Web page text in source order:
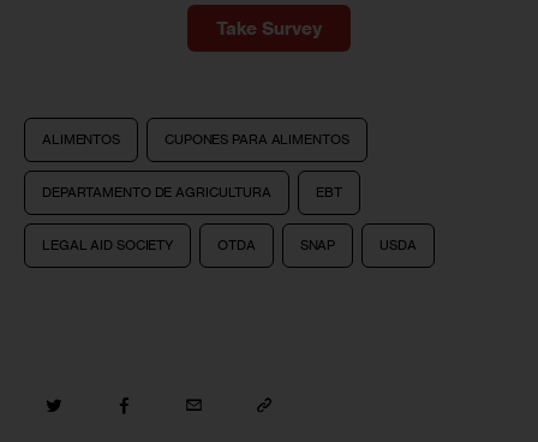
Take Survey
ALIMENTOS CUPONES PARA ALIMENTOS
DEPARTAMENTO DE AGRICULTURA EBT
LEGAL AID SOCIETY OTDA SNAP USDA